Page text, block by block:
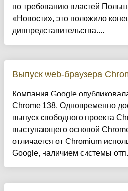
по требованию властей
«Новости», это положило
диппредставительства....
Выпуск web-браузера
Компания Google
Chrome 138. Одновременно
выпуск свободного проекта
выступающего основой
отличается от Chromium
Google, наличием системы